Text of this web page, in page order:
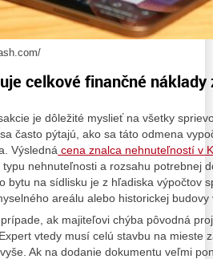
celkové finančné náklady
je dôležité myslieť na všetky
často pýtajú, ako sa táto odmena
Výsledná cena znalca nehnuteľností v
nehnuteľnosti a rozsahu potrebnej
bytu na sídlisku je z hľadiska výpočtov
areálu alebo historickej
ak majiteľovi chýba pôvodná
vtedy musí celú stavbu na mieste
Ak na dodanie dokumentu veľmi